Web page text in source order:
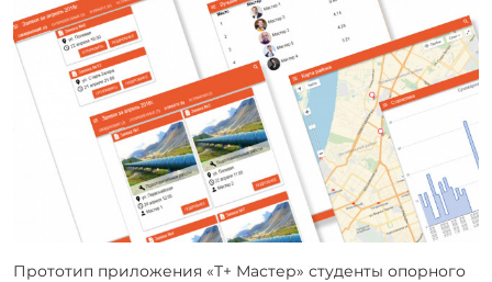
Прототип приложения «Т+ Мастер» студенты опорного